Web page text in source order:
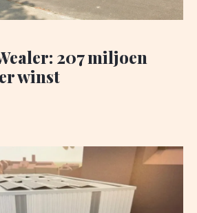
207 miljoen
winst